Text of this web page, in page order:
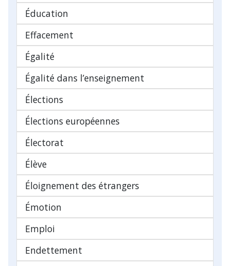
Éducation
Effacement
Égalité
Égalité dans l’enseignement
Élections
Élections européennes
Électorat
Élève
Éloignement des étrangers
Émotion
Emploi
Endettement